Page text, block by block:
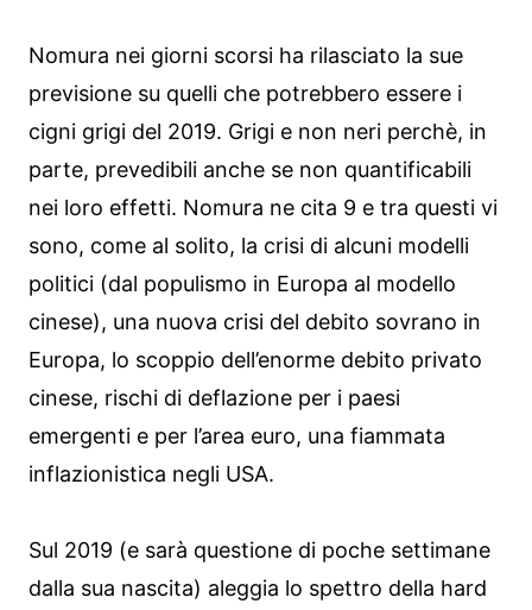
Nomura nei giorni scorsi ha rilasciato la sue
previsione su quelli che potrebbero essere i
cigni grigi del 2019. Grigi e non neri perchè, in
parte, prevedibili anche se non quantificabili
nei loro effetti. Nomura ne cita 9 e tra questi vi
sono, come al solito, la crisi di alcuni modelli
politici (dal populismo in Europa al modello
cinese), una nuova crisi del debito sovrano in
Europa, lo scoppio dell’enorme debito privato
cinese, rischi di deflazione per i paesi
emergenti e per l’area euro, una fiammata
inflazionistica negli USA.
Sul 2019 (e sarà questione di poche settimane
dalla sua nascita) aleggia lo spettro della hard